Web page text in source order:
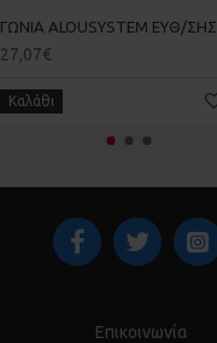
27,07€
Καλάθι
Επικοινωνία